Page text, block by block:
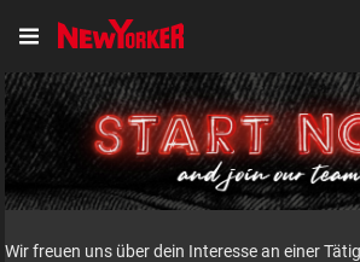
Wir freuen uns über dein Interesse an einer